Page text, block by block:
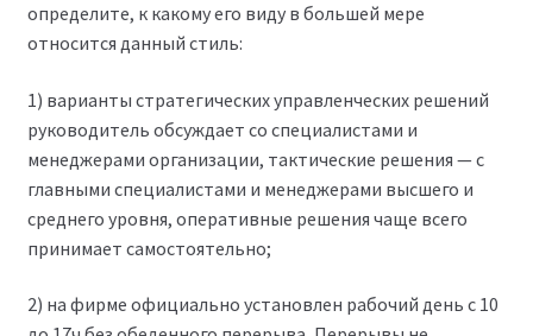
определите, к какому его виду в большей мере
относится данный стиль:
1) варианты стратегических управленческих решений
руководитель обсуждает со специалистами и
менеджерами организации, тактические решения — с
главными специалистами и менеджерами высшего и
среднего уровня, оперативные решения чаще всего
принимает самостоятельно;
2) на фирме официально установлен рабочий день с 10